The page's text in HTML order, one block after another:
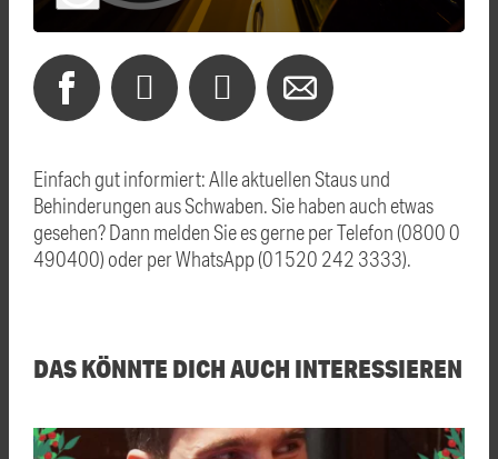
Einfach gut informiert: Alle aktuellen Staus und
Behinderungen aus Schwaben. Sie haben auch etwas
gesehen? Dann melden Sie es gerne per Telefon (0800 0
490400) oder per WhatsApp (01520 242 3333).
DAS KÖNNTE DICH AUCH INTERESSIEREN